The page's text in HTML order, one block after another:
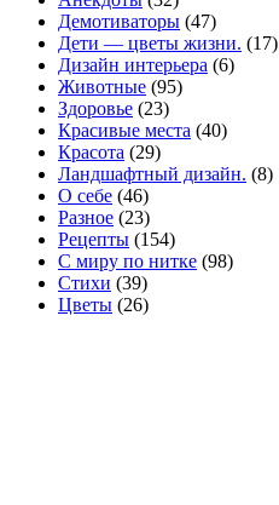
Демотиваторы (47)
Дети — цветы жизни. (17)
Дизайн интерьера (6)
Животные (95)
Здоровье (23)
Красивые места (40)
Красота (29)
Ландшафтный дизайн. (8)
О себе (46)
Разное (23)
Рецепты (154)
С миру по нитке (98)
Стихи (39)
Цветы (26)